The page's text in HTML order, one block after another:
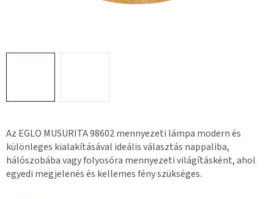
Az EGLO MUSURITA 98602 mennyezeti lámpa modern és
különleges kialakításával ideális választás nappaliba,
hálószobába vagy folyosóra mennyezeti világításként, ahol
egyedi megjelenés és kellemes fény szükséges.